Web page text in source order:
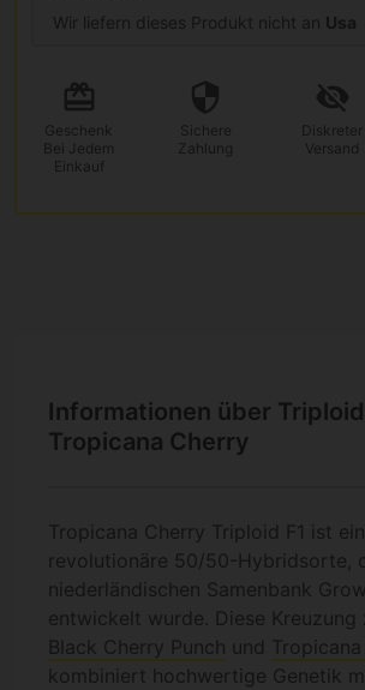
Wir liefern dieses Produkt nicht an Usa
Geschenk
Bei Jedem
Einkauf
Sichere
Zahlung
Diskreter
Versand
Informationen über Triploid
Tropicana Cherry
Tropicana Cherry Triploid F1 ist
revolutionäre 50/50-Hybridsorte,
niederländischen Samenbank
entwickelt wurde. Diese Kreuzung
Black Cherry Punch und
kombiniert hochwertige Genetik